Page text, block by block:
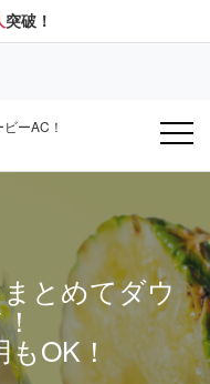
突破！
ーAC！
とめてダウ
もOK！